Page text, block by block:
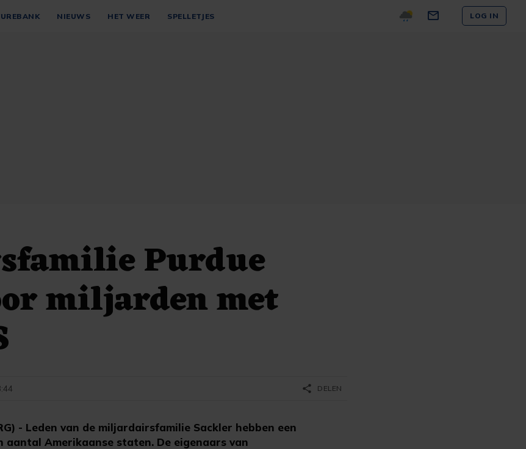
NIEUWS HET WEER SPELLETJES LOG IN
Purdue
miljarden met
- Leden van de miljardairsfamilie Sackler hebben een
Amerikaanse staten. De eigenaars van
share DELEN